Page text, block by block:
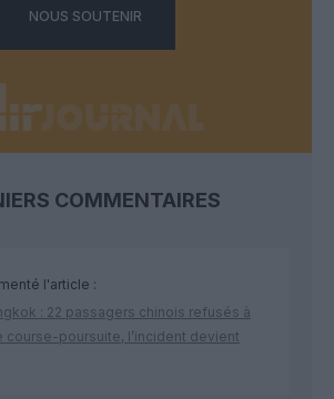
NOUS SOUTENIR
COMMENTAIRES
l'article :
: 22 passagers chinois refusés à
course-poursuite, l’incident devient